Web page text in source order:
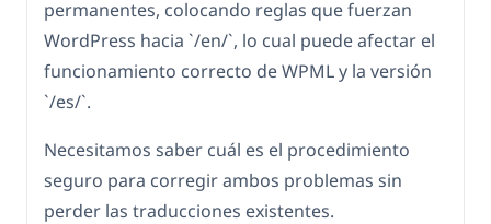
permanentes, colocando reglas que fuerzan
WordPress hacia `/en/`, lo cual puede afectar el
funcionamiento correcto de WPML y la versión
`/es/`.
Necesitamos saber cuál es el procedimiento
seguro para corregir ambos problemas sin
perder las traducciones existentes.